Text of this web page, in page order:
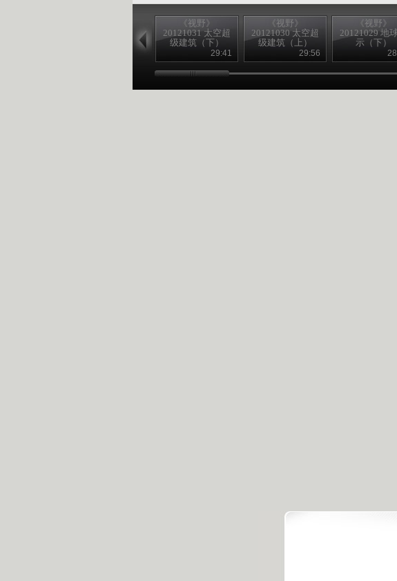
《视野》
20121031 太空超
级建筑（下）
29:41
《视野》
20121030 太空超
级建筑（上）
29:56
《视野》
20121029 地
示（下）